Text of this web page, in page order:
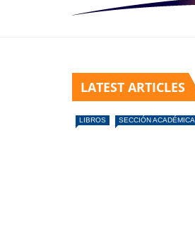
LATEST ARTICLES
LIBROS SECCIÓN ACADÉMICA